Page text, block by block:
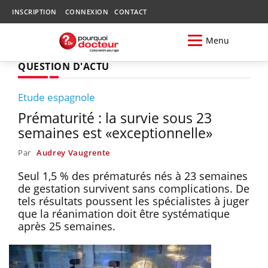
INSCRIPTION CONNEXION CONTACT
Menu
QUESTION D'ACTU
Etude espagnole
Prématurité : la survie sous 23
semaines est «exceptionnelle»
Par Audrey Vaugrente
Seul 1,5 % des prématurés nés à 23 semaines
de gestation survivent sans complications. De
tels résultats poussent les spécialistes à juger
que la réanimation doit être systématique
après 25 semaines.